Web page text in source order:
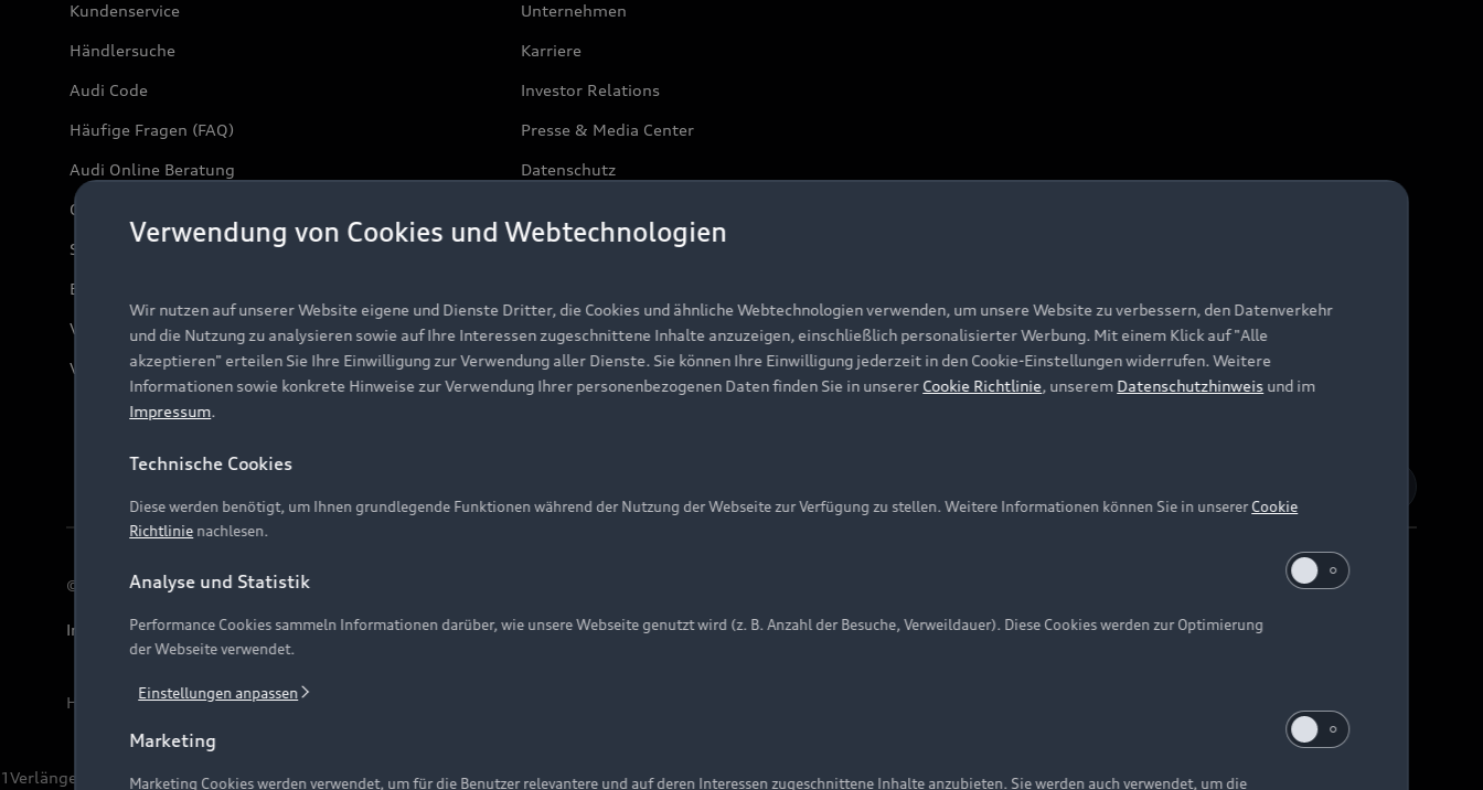
Kundenservice
Händlersuche
Audi Code
Häufige Fragen (FAQ)
Audi Online Beratung
Online-Terminvereinbarung
Servicekontakt
Bordbuch & Bedienungsanleitungen
Verträge kündigen
Vertrag widerrufen
Unternehmen
Karriere
Investor Relations
Presse & Media Center
Datenschutz
© 2026 AUDI AG. Alle Rechte vorbehalten
Impressum Rechtliches Hinweisgebersystem Datenschutzinformation Cookie-Einstellungen Cookie-Richtlinie Barrierefreiheit Digital Services Act
Hinweis: Die aktuelle Darstellung und Anordnung der Embleme am Fahrzeug bei allen Abbildungen auf dieser Webseite kann abweichen.
1Verlängerung vorbehalten.
Verwendung von Cookies und Webtechnologien
Wir nutzen auf unserer Website eigene und Dienste Dritter, die Cookies und ähnliche Webtechnologien verwenden, um unsere Website zu verbessern, den Datenverkehr
und die Nutzung zu analysieren sowie auf Ihre Interessen zugeschnittene Inhalte anzuzeigen, einschließlich personalisierter Werbung. Mit einem Klick auf "Alle
akzeptieren" erteilen Sie Ihre Einwilligung zur Verwendung aller Dienste. Sie können Ihre Einwilligung jederzeit in den Cookie-Einstellungen widerrufen. Weitere
Informationen sowie konkrete Hinweise zur Verwendung Ihrer personenbezogenen Daten finden Sie in unserer Cookie Richtlinie, unserem Datenschutzhinweis und im
Impressum.
Technische Cookies
Diese werden benötigt, um Ihnen grundlegende Funktionen während der Nutzung der Webseite zur Verfügung zu stellen. Weitere Informationen können Sie in unsererCookie
Richtlinie nachlesen.
Analyse und Statistik
Performance Cookies sammeln Informationen darüber, wie unsere Webseite genutzt wird (z. B. Anzahl der Besuche, Verweildauer). Diese Cookies werden zur Optimierung
der Webseite verwendet.
Einstellungen anpassen
Marketing
Marketing Cookies werden verwendet, um für die Benutzer relevantere und auf deren Interessen zugeschnittene Inhalte anzubieten. Sie werden auch verwendet, um die